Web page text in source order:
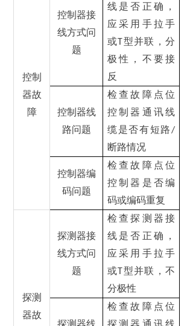
控制
器故
障
控制器接
线方式问
题
线是否正确，
应采用手拉手
或 型并联，分
极性，不要接
反
控制器线
路问题
检查故障点位
控制器通讯线
缆是否有短路/
断路情况
控制器编
码问题
检查故障点位
控制器是否编
码或编码重复
探测
器故
探测器接
线方式问
题
检查探测器接
线是否正确，
应采用手拉手
或 型并联，不
分极性
探测器线
检查故障点位
探测器通讯线